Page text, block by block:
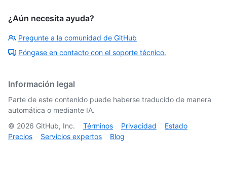
¿Aún necesita ayuda?
Pregunte a la comunidad de GitHub
Póngase en contacto con el soporte técnico.
Información legal
Parte de este contenido puede haberse traducido de manera
automática o mediante IA.
© 2026 GitHub, Inc. Términos Privacidad
Estado
Precios
Servicios expertos Blog